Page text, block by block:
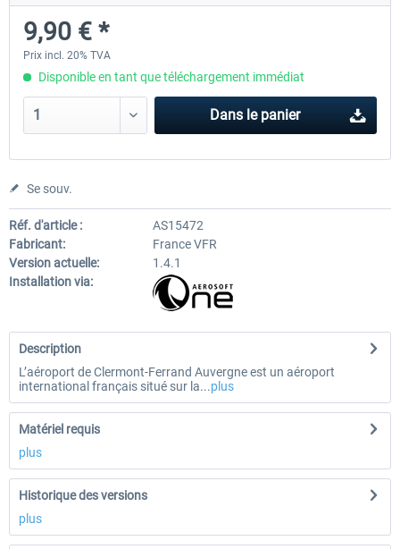
9,90 € *
Prix incl. 20% TVA
Disponible en tant que téléchargement immédiat
Dans le panier
Se souv.
Réf. d'article :
AS15472
Fabricant:
France VFR
Version actuelle:
1.4.1
Installation via:
Description
L’aéroport de Clermont-Ferrand Auvergne est un aéroport
international français situé sur la...plus
Matériel requis
plus
Historique des versions
plus